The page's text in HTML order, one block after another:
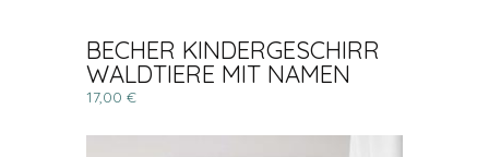
BECHER KINDERGESCHIRR
WALDTIERE MIT NAMEN
17,00 €